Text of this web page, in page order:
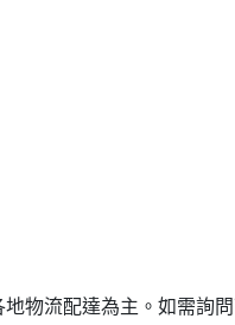
物流配達為主。如需詢